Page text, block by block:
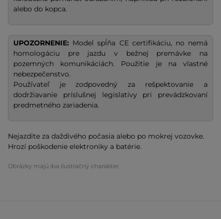
alebo do kopca.
UPOZORNENIE: Model spĺňa CE certifikáciu, no nemá
homologáciu pre jazdu v bežnej premávke na
pozemných komunikáciách. Použitie je na vlastné
nebezpečenstvo.
Používateľ je zodpovedný za rešpektovanie a
dodržiavanie príslušnej legislatívy pri prevádzkovaní
predmetného zariadenia.
Nejazdite za daždivého počasia alebo po mokrej vozovke.
Hrozí poškodenie elektroniky a batérie.
Obrázky majú iba ilustračný charakter.